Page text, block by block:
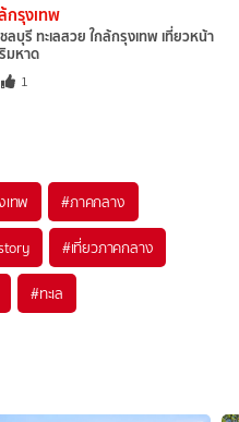
กรุงเทพ
ลบุรี ทะเลสวย ใกล้กรุงเทพ เที่ยวหน้า
มหาด
1
เทพ #ภาคกลาง
#เที่ยวภาคกลาง
#ทะเล